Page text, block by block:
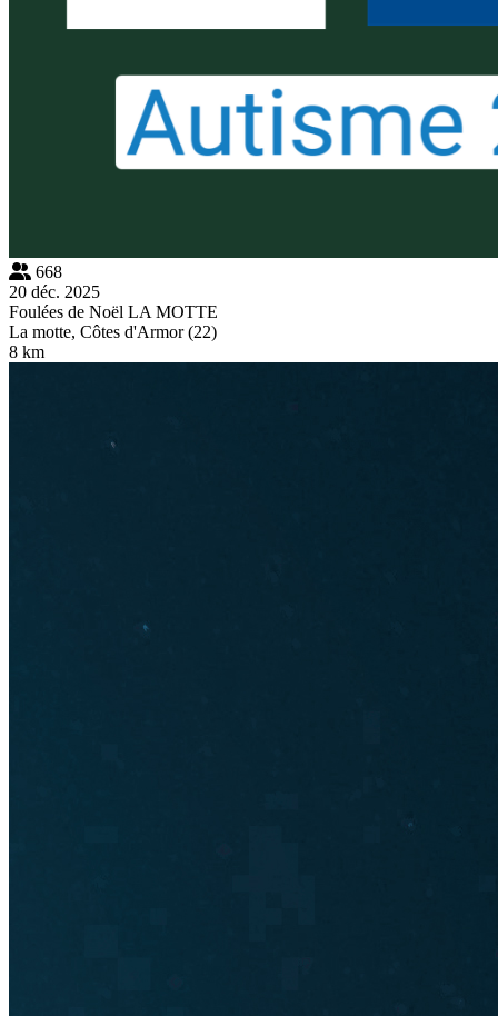
668
20 déc. 2025
Foulées de Noël LA MOTTE
La motte, Côtes d'Armor (22)
8 km